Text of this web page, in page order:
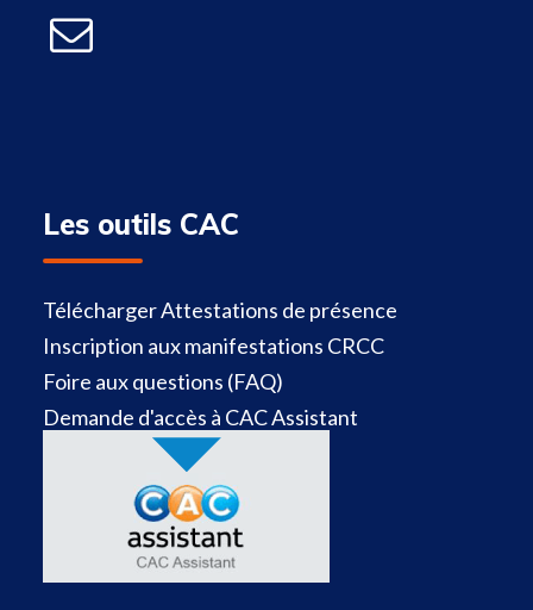
Les outils CAC
Télécharger Attestations de présence
Inscription aux manifestations CRCC
Foire aux questions (FAQ)
Demande d'accès à CAC Assistant